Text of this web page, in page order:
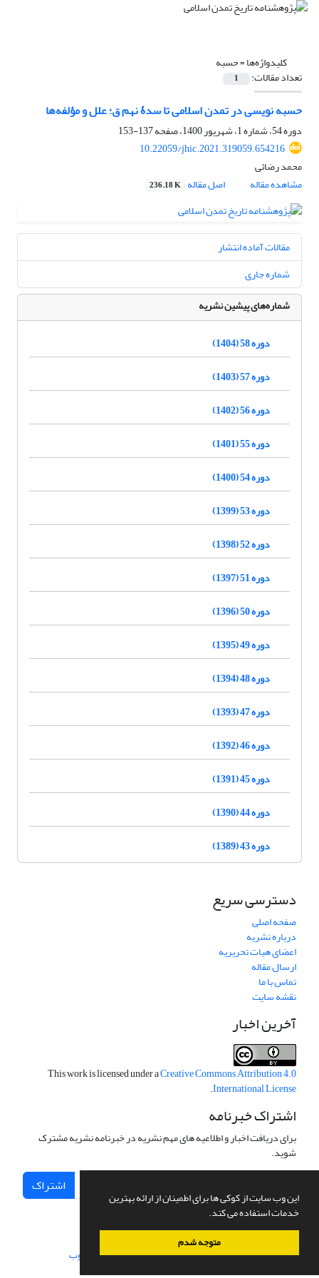
این وب سایت از کوکی ها برای اطمینان از ارائه بهترین
خدمات استفاده می کند.
متوجه شدم
کلیدواژه‌ها =حسبه
تعداد مقالات: 1
حسبه نویسی در تمدن اسلامی تا سدۀ نهم ق؛ علل و مؤلفه‌ها
دوره 54، شماره 1، شهریور 1400، صفحه
137-153
10.22059/jhic.2021.319059.654216
محمد رضائی
مشاهده مقاله
اصل مقاله 236.18 K
مقالات آماده انتشار
شماره جاری
شماره‌های پیشین نشریه
دوره 58 (1404)
دوره 57 (1403)
دوره 56 (1402)
دوره 55 (1401)
دوره 54 (1400)
دوره 53 (1399)
دوره 52 (1398)
دوره 51 (1397)
دوره 50 (1396)
دوره 49 (1395)
دوره 48 (1394)
دوره 47 (1393)
دوره 46 (1392)
دوره 45 (1391)
دوره 44 (1390)
دوره 43 (1389)
دسترسی سریع
صفحه اصلی
درباره نشریه
اعضای هیات تحریریه
ارسال مقاله
تماس با ما
نقشه سایت
آخرین اخبار
This work is licensed under aCreative Commons Attribution 4.0
International License
.
اشتراک خبرنامه
برای دریافت اخبار و اطلاعیه های مهم نشریه در خبرنامه نشریه مشترک
شوید.
اشتراک
سامانه مدیریت نشریات علمی.طراحی و پیاده سازی از سیناوب